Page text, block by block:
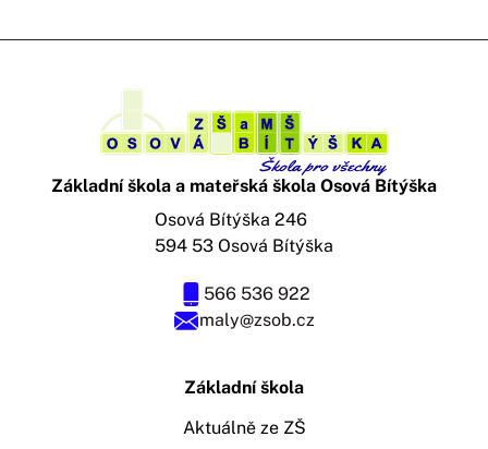
Základní škola a mateřská škola Osová Bítýška
maly@zsob.cz
566 536 922
Osová Bítýška 246
594 53 Osová Bítýška
Základní škola
Aktuálně ze ZŠ